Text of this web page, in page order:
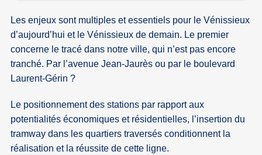
Les enjeux sont multiples et essentiels pour le Vénissieux
d’aujourd’hui et le Vénissieux de demain. Le premier
concerne le tracé dans notre ville, qui n’est pas encore
tranché. Par l’avenue Jean-Jaurès ou par le boulevard
Laurent-Gérin ?
Le positionnement des stations par rapport aux
potentialités économiques et résidentielles, l’insertion du
tramway dans les quartiers traversés conditionnent la
réalisation et la réussite de cette ligne.